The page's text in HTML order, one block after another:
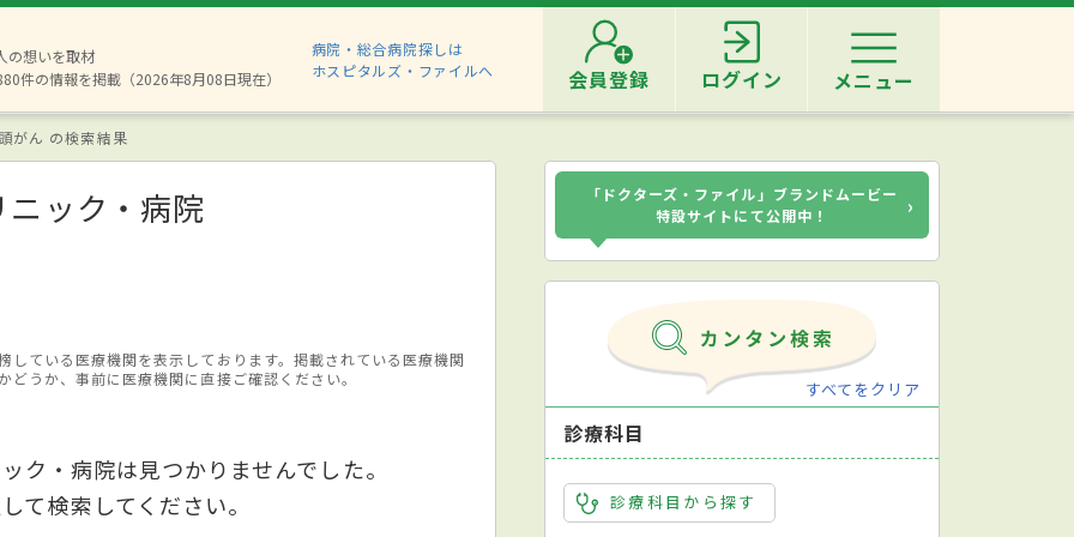
の想いを取材
件の情報を掲載（2026年8月08日現在）
病院・総合病院探しは
ホスピタルズ・ファイルへ
会員登録 ログイン メニュー
がん の検索結果
ニック・病院
ている医療機関を表示しております。掲載されている医療機関
うか、事前に医療機関に直接ご確認ください。
ク・病院は見つかりませんでした。
て検索してください。
「ドクターズ・ファイル」ブランドムービー
特設サイトにて公開中！
›
すべてをクリア
診療科目
診療科目から探す